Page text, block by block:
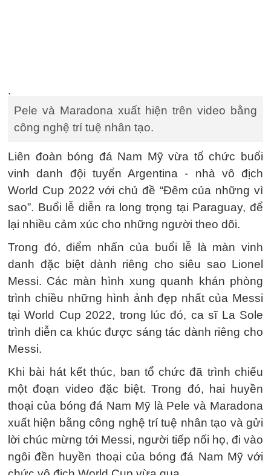
.
Pele và Maradona xuất hiện trên video bằng
công nghệ trí tuệ nhân tạo.
Liên đoàn bóng đá Nam Mỹ vừa tổ chức buổi
vinh danh đội tuyển Argentina - nhà vô địch
World Cup 2022 với chủ đề “Đêm của những vì
sao”. Buổi lễ diễn ra long trọng tại Paraguay, để
lại nhiều cảm xúc cho những người theo dõi.
Trong đó, điểm nhấn của buổi lễ là màn vinh
danh đặc biệt dành riêng cho siêu sao Lionel
Messi. Các màn hình xung quanh khán phòng
trình chiều những hình ảnh đẹp nhất của Messi
tại World Cup 2022, trong lúc đó, ca sĩ La Sole
trình diễn ca khúc được sáng tác dành riêng cho
Messi.
Khi bài hát kết thúc, ban tổ chức đã trình chiếu
một đoạn video đặc biệt. Trong đó, hai huyền
thoại của bóng đá Nam Mỹ là Pele và Maradona
xuất hiện bằng công nghệ trí tuệ nhân tạo và gửi
lời chúc mừng tới Messi, người tiếp nối họ, đi vào
ngôi đền huyền thoại của bóng đá Nam Mỹ với